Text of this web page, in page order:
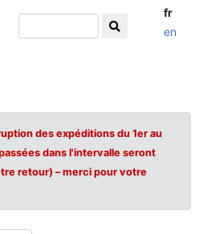
fr
en
des expéditions du 1er au
dans l'intervalle seront
retour) – merci pour votre